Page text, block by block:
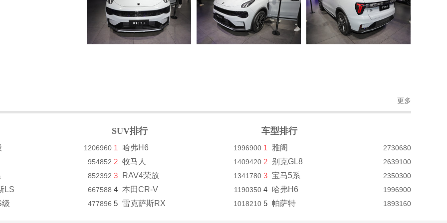
更多
1206960
954852
852392
LS 667588
级 477896
SUV排行
1 哈弗H6 1996900
2 牧马人 1409420
3 RAV4荣放 1341780
4 本田CR-V 1190350
5 雷克萨斯RX 1018210
车型排行
1 雅阁 2730680
2 别克GL8 2639100
3 宝马5系 2350300
4 哈弗H6 1996900
5 帕萨特 1893160